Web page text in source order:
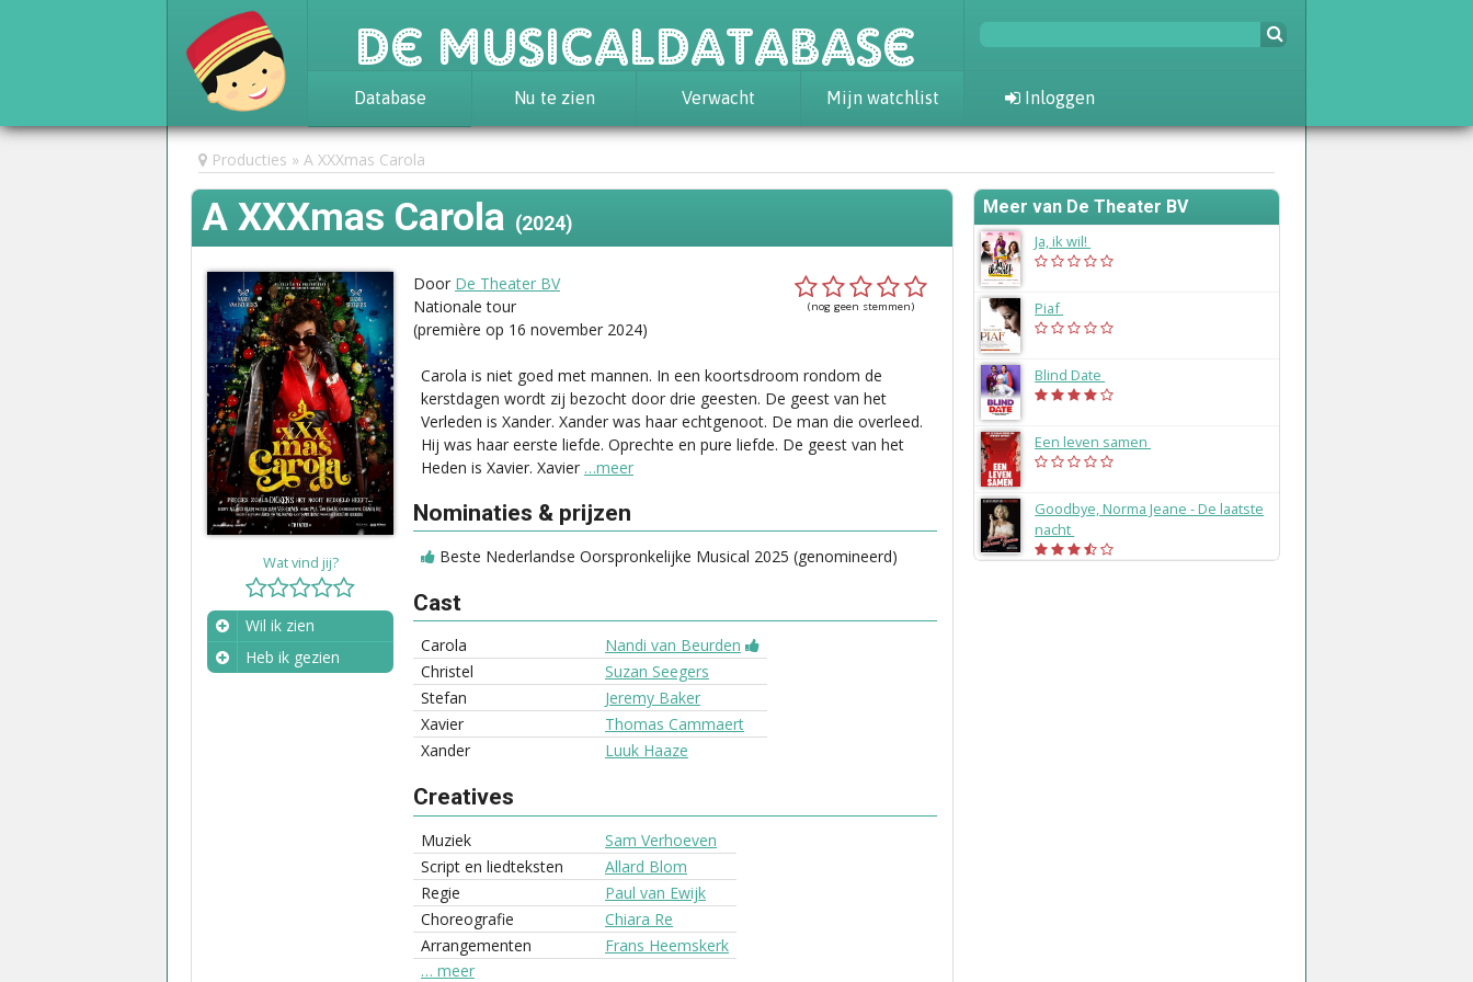
De Musicaldatabase
Database
Achtergrond
Awards
Statistieken
Nu te zien Verwacht Mijn watchlist Inloggen
Producties A XXXmas Carola
A XXXmas Carola (2024)
Wat vind jij?
Wil ik zien
Heb ik gezien
(nog geen stemmen)
Door De Theater BV
Nationale tour
(première op 16 november 2024)
Carola is niet goed met mannen. In een koortsdroom rondom de
kerstdagen wordt zij bezocht door drie geesten. De geest van het
Verleden is Xander. Xander was haar echtgenoot. De man die overleed.
Hij was haar eerste liefde. Oprechte en pure liefde. De geest van het
Heden is Xavier. Xavier …meer
Nominaties & prijzen
Beste Nederlandse Oorspronkelijke Musical 2025 (genomineerd)
Cast
Carola
Nandi van Beurden
Christel
Suzan Seegers
Stefan
Jeremy Baker
Xavier
Thomas Cammaert
Xander
Luuk Haaze
Creatives
Muziek
Sam Verhoeven
Script en liedteksten
Allard Blom
Regie
Paul van Ewijk
Choreografie
Chiara Re
Arrangementen
Frans Heemskerk
… meer
Meer van De Theater BV
Ja, ik wil!
Piaf
Blind Date
Een leven samen
Goodbye, Norma Jeane - De laatste
nacht